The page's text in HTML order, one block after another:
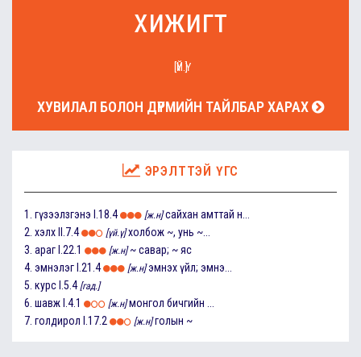
хижигт
[ҮЙ.Ү]
ХУВИЛАЛ БОЛОН ДҮРМИЙН ТАЙЛБАР ХАРАХ
ЭРЭЛТТЭЙ ҮГС
1. гүзээлзгэнэ I.18.4 [ж.н] сайхан амттай н...
2. хэлх II.7.4 [үй.ү] холбож ~, унь ~...
3. араг I.22.1 [ж.н] ~ савар; ~ яс
4. эмнэлэг I.21.4 [ж.н] эмнэх үйл; эмнэ...
5. курс I.5.4 [гад.]
6. шавж I.4.1 [ж.н] монгол бичгийн ...
7. голдирол I.17.2 [ж.н] голын ~